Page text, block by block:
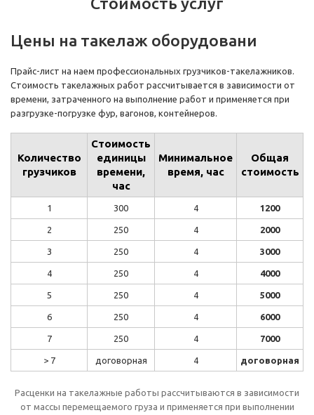
Цены на такелаж оборудовани
Прайс-лист на наем профессиональных грузчиков-такелажников.
Стоимость такелажных работ рассчитывается в зависимости от
времени, затраченного на выполнение работ и применяется при
разгрузке-погрузке фур, вагонов, контейнеров.
Количество
грузчиков
Стоимость
единицы
времени,
час
Минимальное
время, час
Общая
стоимость
1 300 4 1200
2 250 4 2000
3 250 4 3000
4 250 4 4000
5 250 4 5000
6 250 4 6000
7 250 4 7000
> 7 договорная 4 договорная
Расценки на такелажные работы рассчитываются в зависимости
от массы перемещаемого груза и применяется при выполнении